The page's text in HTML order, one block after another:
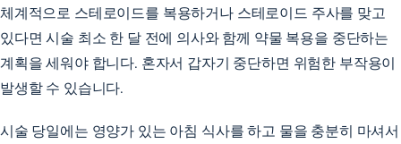
체계적으로 스테로이드를 복용하거나 스테로이드 주사를 맞고
있다면 시술 최소 한 달 전에 의사와 함께 약물 복용을 중단하는
계획을 세워야 합니다. 혼자서 갑자기 중단하면 위험한 부작용이
발생할 수 있습니다.
시술 당일에는 영양가 있는 아침 식사를 하고 물을 충분히 마셔서